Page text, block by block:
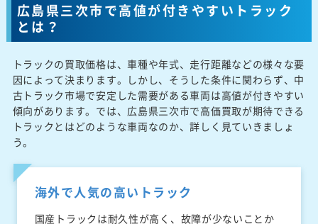
広島県三次市で高値が付きやすいトラック
とは？
トラックの買取価格は、車種や年式、走行距離などの様々な要
因によって決まります。しかし、そうした条件に関わらず、中
古トラック市場で安定した需要がある車両は高値が付きやすい
傾向があります。では、広島県三次市で高価買取が期待できる
トラックとはどのような車両なのか、詳しく見ていきましょ
う。
海外で人気の高いトラック
国産トラックは耐久性が高く、故障が少ないことか